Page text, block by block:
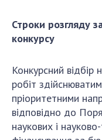
Строки розгляду
конкурсу
Конкурсний відбір
робіт
пріоритетними
відповідно до
наукових і